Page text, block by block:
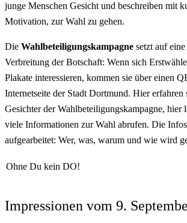
junge Menschen Gesicht und beschreiben mit
Motivation, zur Wahl zu gehen.
Die Wahlbeteiligungskampagne setzt auf
Verbreitung der Botschaft: Wenn sich
Plakate interessieren, kommen sie über einen
Internetseite der Stadt Dortmund. Hier erfahren
Gesichter der Wahlbeteiligungskampagne, hier
viele Informationen zur Wahl abrufen. Die
aufgearbeitet: Wer, was, warum und wie wird
Ohne Du kein DO!
Impressionen vom 9.